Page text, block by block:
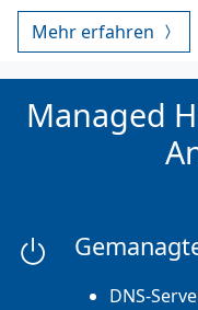
Mehr erfahren
Managed
DNS-